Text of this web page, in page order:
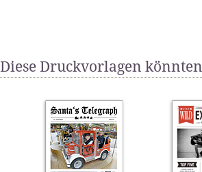
Diese Druckvorlagen